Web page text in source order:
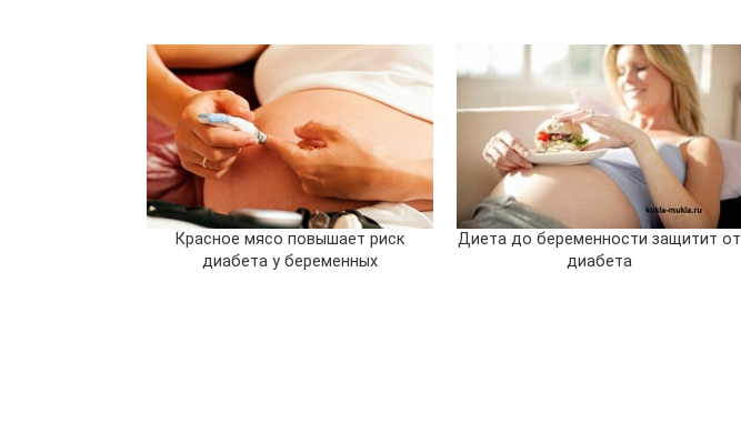
Красное мясо повышает риск
диабета у беременных
Диета до беременности защитит от
диабета